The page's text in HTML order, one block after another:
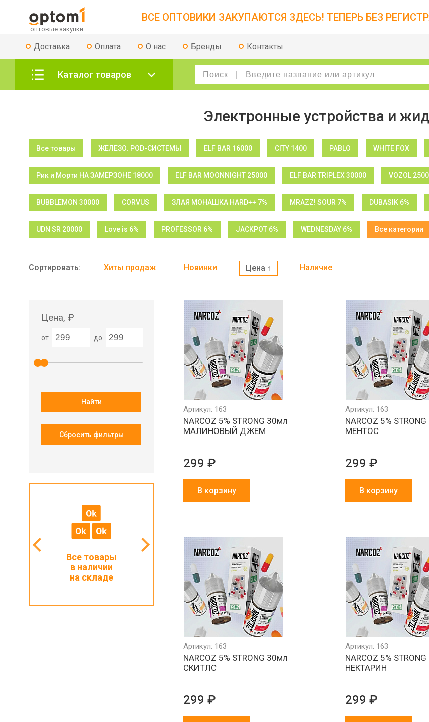
ВСЕ ОПТОВИКИ ЗАКУПАЮТСЯ ЗДЕСЬ! ТЕПЕРЬ БЕЗ
Доставка Оплата О нас Бренды Контакты
Каталог товаров
Электронные устройства и
Все товары ЖЕЛЕЗО. POD-СИСТЕМЫ ELF BAR 16000 CITY 1400 PABLO WHITE FOX
Рик и Морти НА ЗАМЕРЗОНЕ 18000 ELF BAR MOONNIGHT 25000 ELF BAR TRIPLEX 30000 VOZOL
BUBBLEMON 30000 CORVUS ЗЛАЯ МОНАШКА HARD++ 7% MRAZZ! SOUR 7% DUBASIK 6%
UDN SR 20000 Love is 6% PROFESSOR 6% JACKPOT 6% WEDNESDAY 6% Все категории
Сортировать: Хиты продаж Новинки Цена ↑ Наличие
Цена, ₽
от до
Найти
Сбросить фильтры
Все товары
в наличии
на складе
Работаем с ИП
и физлицами
Обмен брака
за наш счет
Агрессивно
низкие цены
Более
и
Артикул: 163
NARCOZ 5% STRONG 30мл
МАЛИНОВЫЙ ДЖЕМ
299 ₽
В корзину
Артикул: 163
NARCOZ 5%
МЕНТОС
299 ₽
В корзину
Артикул: 163
NARCOZ 5% STRONG 30мл
СКИТЛС
299 ₽
Артикул: 163
NARCOZ 5%
НЕКТАРИН
299 ₽